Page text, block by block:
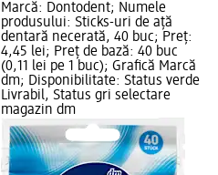
Marcă: Dontodent; Numele
produsului: Sticks-uri de ață
dentară necerată, 40 buc; Preț:
4,45 lei; Preț de bază: 40 buc
(0,11 lei pe 1 buc); Grafică Marcă
dm; Disponibilitate: Status verde
Livrabil, Status gri selectare
magazin dm